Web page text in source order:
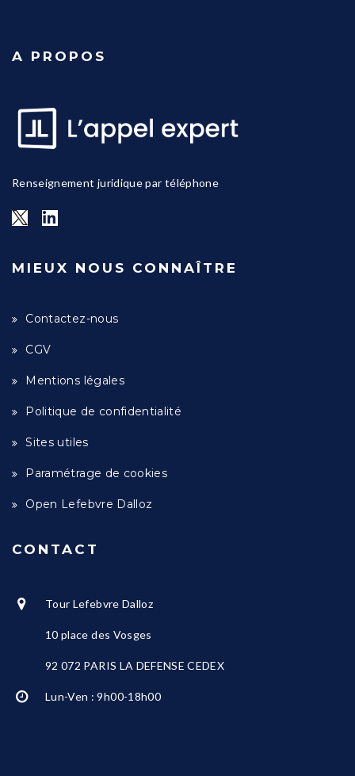
A PROPOS
Renseignement juridique par téléphone
MIEUX NOUS CONNAÎTRE
Contactez-nous
CGV
Mentions légales
Politique de confidentialité
Sites utiles
Paramétrage de cookies
Open Lefebvre Dalloz
CONTACT
Tour Lefebvre Dalloz
10 place des Vosges
92 072 PARIS LA DEFENSE CEDEX
Lun-Ven : 9h00-18h00